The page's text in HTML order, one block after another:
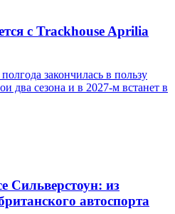
с Trackhouse Aprilia
закончилась в пользу
два сезона и в 2027-м встанет в
Сильверстоун: из
автоспорта